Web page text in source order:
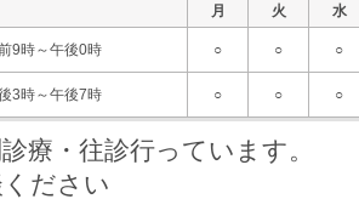
月 火 水
9時～午後0時 ○ ○ ○
3時～午後7時 ○ ○ ○
療・往診行っています。
ださい